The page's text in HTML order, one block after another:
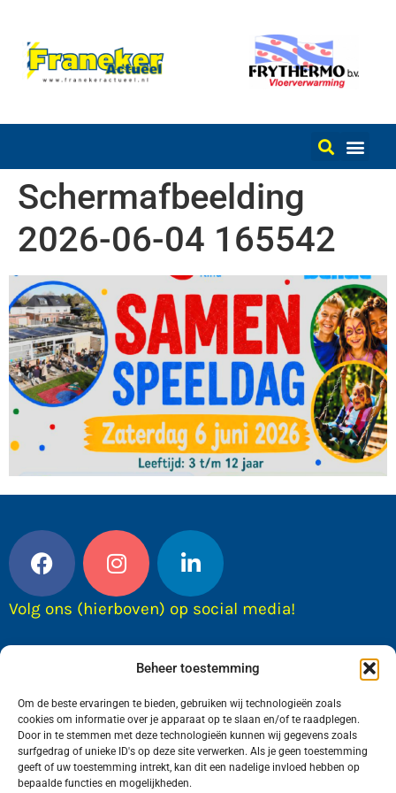
Beheer toestemming
Om de beste ervaringen te bieden, gebruiken wij technologieën zoals
cookies om informatie over je apparaat op te slaan en/of te raadplegen.
Door in te stemmen met deze technologieën kunnen wij gegevens zoals
surfgedrag of unieke ID's op deze site verwerken. Als je geen toestemming
geeft of uw toestemming intrekt, kan dit een nadelige invloed hebben op
bepaalde functies en mogelijkheden.
Schermafbeelding
2026-06-04 165542
Volg ons (hierboven) op social media!
Wij van FranekerActueel.nl verzorgen het nieuws